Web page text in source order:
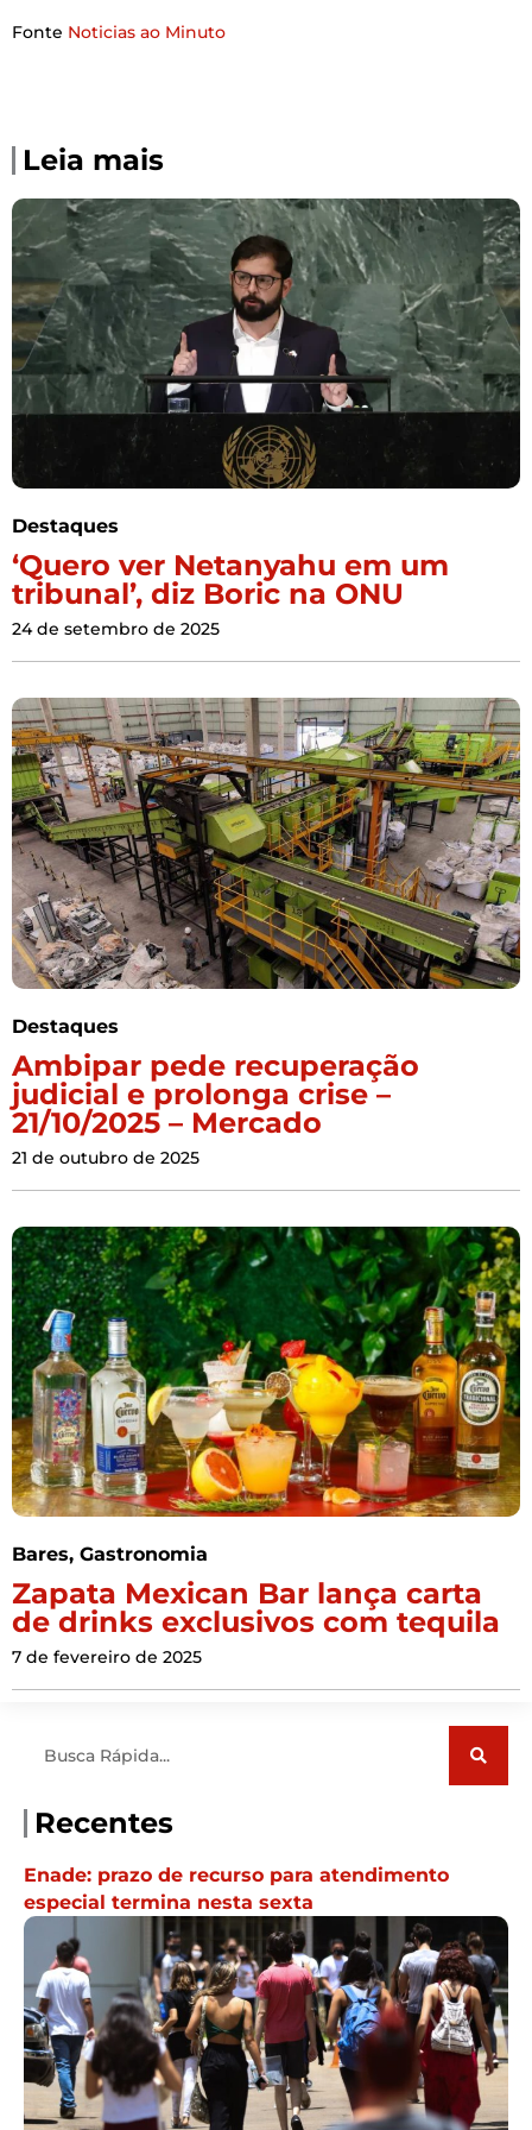
Fonte Noticias ao Minuto
Leia mais
Destaques
‘Quero ver Netanyahu em um
tribunal’, diz Boric na ONU
24 de setembro de 2025
Destaques
Ambipar pede recuperação
judicial e prolonga crise –
21/10/2025 – Mercado
21 de outubro de 2025
Bares, Gastronomia
Zapata Mexican Bar lança carta
de drinks exclusivos com tequila
7 de fevereiro de 2025
Recentes
Enade: prazo de recurso para atendimento
especial termina nesta sexta